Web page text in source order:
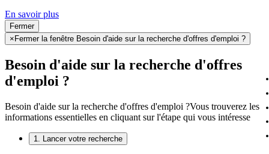
En savoir plus
Fermer
× Fermer la fenêtre Besoin d'aide sur la recherche d'offres d'emploi ?
Besoin d'aide sur la recherche d'offres
d'emploi ?
Besoin d'aide sur la recherche d'offres d'emploi ?Vous trouverez les
informations essentielles en cliquant sur l'étape qui vous intéresse
1. Lancer votre recherche